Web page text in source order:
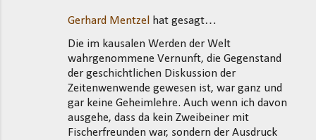
Gerhard Mentzel
hat gesagt…
Die im kausalen Werden der Welt
wahrgenommene Vernunft, die Gegenstand
der geschichtlichen Diskussion der
Zeitenwenwende gewesen ist, war ganz und
gar keine Geheimlehre. Auch wenn ich davon
ausgehe, dass da kein Zweibeiner mit
Fischerfreunden war, sondern der Ausdruck